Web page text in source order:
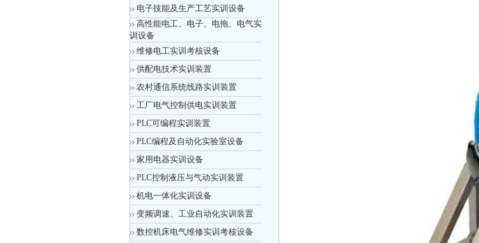
电子技能及生产工艺实训设备
高性能电工、电子、电拖、电气实
训设备
维修电工实训考核设备
供配电技术实训装置
农村通信系统线路实训装置
工厂电气控制供电实训装置
PLC可编程实训装置
PLC编程及自动化实验室设备
家用电器实训设备
PLC控制液压与气动实训装置
机电一体化实训设备
变频调速、工业自动化实训装置
数控机床电气维修实训考核设备